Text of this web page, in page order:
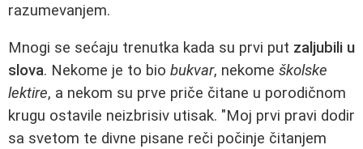
razumevanjem.
Mnogi se sećaju trenutka kada su prvi put zaljubili u
slova. Nekome je to bio bukvar, nekome školske
lektire, a nekom su prve priče čitane u porodičnom
krugu ostavile neizbrisiv utisak. "Moj prvi pravi dodir
sa svetom te divne pisane reči počinje čitanjem